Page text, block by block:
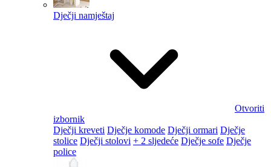
Dječji namještaj
Otvoriti
izbornik
Dječji kreveti Dječje komode Dječji ormari Dječje
stolice Dječji stolovi + 2 sljedeće Dječje sofe Dječje
police